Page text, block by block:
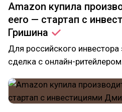
Amazon купила
eero — стартап с
Гришина
Для российского инвестора
сделка с онлайн-